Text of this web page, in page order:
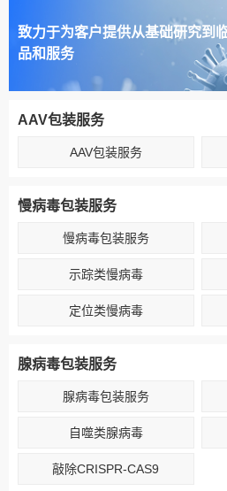
致力于为客户提供从基础研究到
品和服务
AAV包装服务
AAV包装服务
慢病毒包装服务
慢病毒包装服务
示踪类慢病毒
定位类慢病毒
腺病毒包装服务
腺病毒包装服务
自噬类腺病毒
敲除CRISPR-CAS9